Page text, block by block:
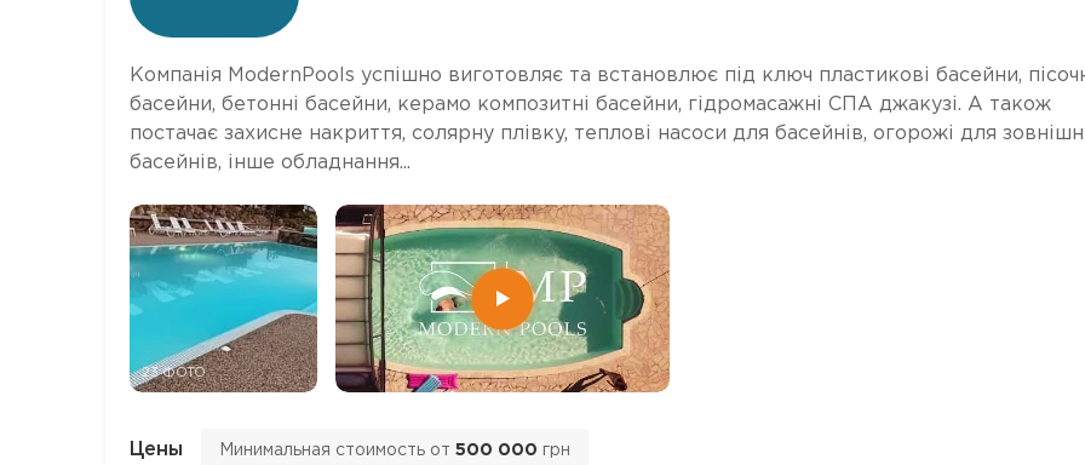
Компанія ModernPools успішно виготовляє та встановлює під ключ пластикові басейни,
басейни, бетонні басейни, керамо композитні басейни, гідромасажні СПА джакузі. А також
постачає захисне накриття, солярну плівку, теплові насоси для басейнів, огорожі для
басейнів, інше обладнання...
23 ФОТО
Цены Минимальная стоимость от 500 000 грн